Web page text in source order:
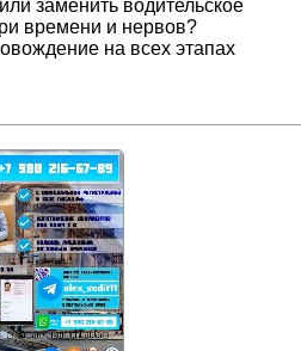
заменить водительское
времени и нервов?
на всех этапах